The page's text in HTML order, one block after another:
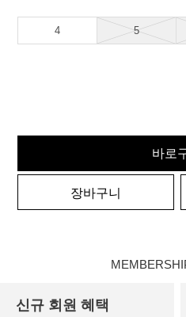
4 5
바로
장바구니
신규 회원 혜택